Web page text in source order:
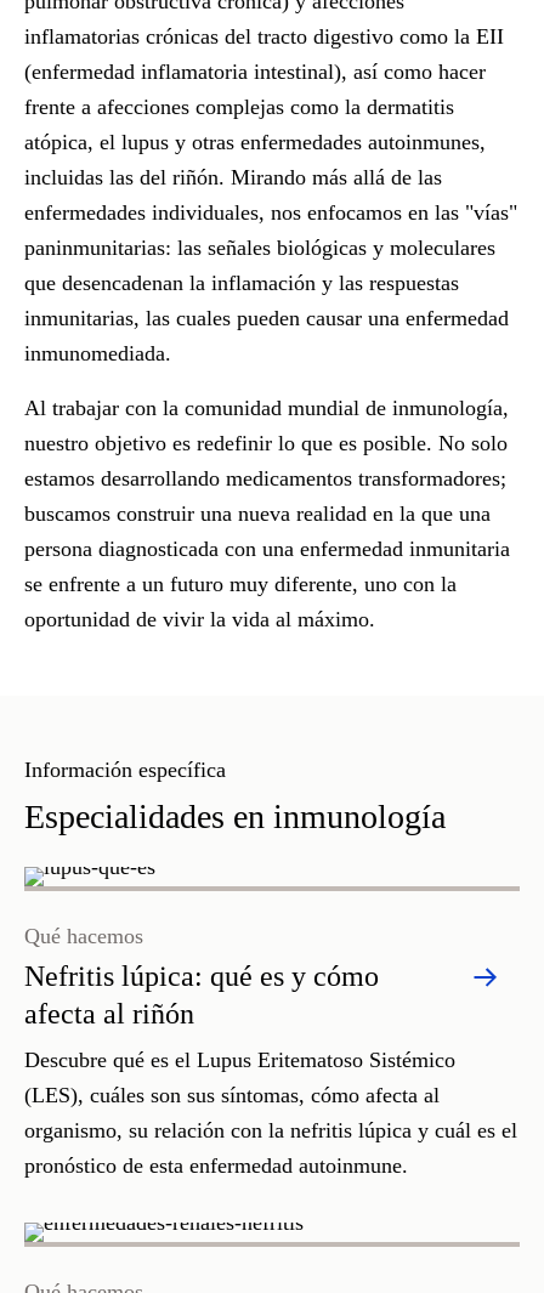
inflamatorias crónicas del tracto digestivo como la EII
(enfermedad inflamatoria intestinal), así como hacer
frente a afecciones complejas como la dermatitis
atópica, el lupus y otras enfermedades autoinmunes,
incluidas las del riñón. Mirando más allá de las
enfermedades individuales, nos enfocamos en las "vías"
paninmunitarias: las señales biológicas y moleculares
que desencadenan la inflamación y las respuestas
inmunitarias, las cuales pueden causar una enfermedad
inmunomediada.
Al trabajar con la comunidad mundial de inmunología,
nuestro objetivo es redefinir lo que es posible. No solo
estamos desarrollando medicamentos transformadores;
buscamos construir una nueva realidad en la que una
persona diagnosticada con una enfermedad inmunitaria
se enfrente a un futuro muy diferente, uno con la
oportunidad de vivir la vida al máximo.
Información específica
Especialidades en inmunología
Nefritis lúpica: qué es y cómo
afecta al riñón
Qué hacemos
Descubre qué es el Lupus Eritematoso Sistémico
(LES), cuáles son sus síntomas, cómo afecta al
organismo, su relación con la nefritis lúpica y cuál es el
pronóstico de esta enfermedad autoinmune.